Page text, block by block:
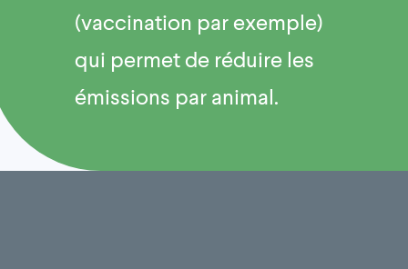
(vaccination par exemple)
qui permet de réduire les
émissions par animal.